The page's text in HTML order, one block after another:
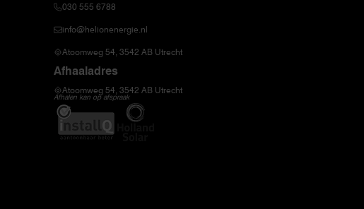
030 555 6788
info@helionenergie.nl
Atoomweg 54, 3542 AB Utrecht
Afhaaladres
Atoomweg 54, 3542 AB Utrecht
Afhalen kan op afspraak